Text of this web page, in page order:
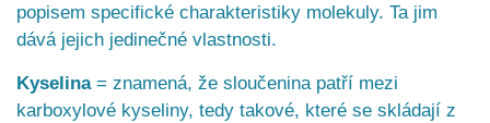
popisem specifické charakteristiky molekuly. Ta jim
dává jejich jedinečné vlastnosti.
Kyselina= znamená, že sloučenina patří mezi
karboxylové kyseliny, tedy takové, které se skládají z